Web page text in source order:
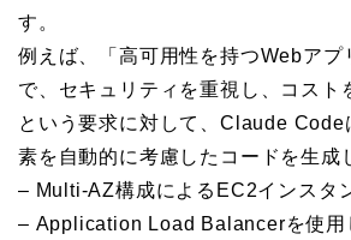
す。
例えば、「高可用性を持つWebアプ
で、セキュリティを重視し、コスト
という要求に対して、Claude Code
素を自動的に考慮したコードを生成
– Multi-AZ構成によるEC2インスタ
– Application Load Balancerを使用